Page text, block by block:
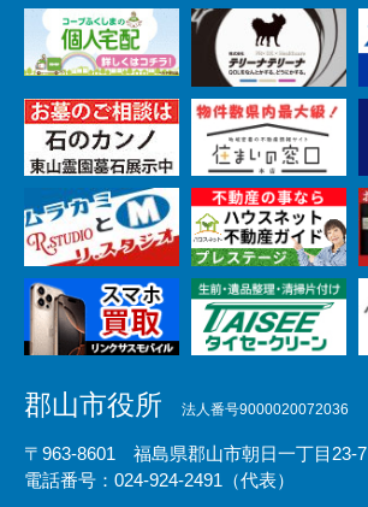
郡山市役所 法人番号9000020072036
〒963-8601 福島県郡山市朝日一丁目23-7
電話番号：024-924-2491（代表）